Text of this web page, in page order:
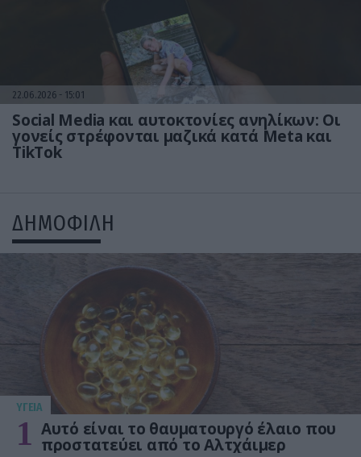
22.06.2026 15:01
Social Media και αυτοκτονίες ανηλίκων: Οι
γονείς στρέφονται μαζικά κατά Meta και
TikTok
ΔΗΜΟΦΙΛΗ
ΥΓΕΙΑ
1 Αυτό είναι το θαυματουργό έλαιο που
προστατεύει από το Αλτχάιμερ